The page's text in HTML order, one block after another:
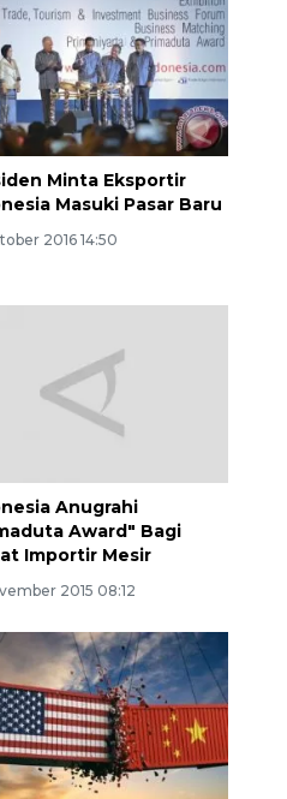
Minta Eksportir
Masuki Pasar Baru
2016 14:50
Anugrahi
Award" Bagi
Importir Mesir
2015 08:12
baru
2026